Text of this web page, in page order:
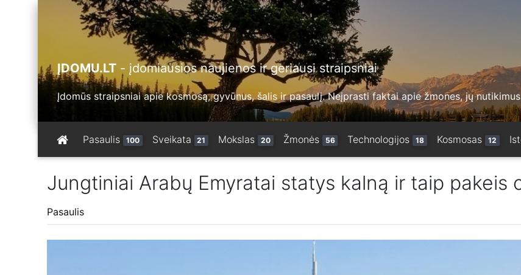
ĮDOMU.LT - įdomiausios naujienos ir geriausi straipsniai
Įdomūs straipsniai apie kosmosą, gyvūnus, šalis ir pasaulį. Neįprasti faktai apie žmones, jų
Pasaulis 100 Sveikata 21 Mokslas 20 Žmonės 56 Technologijos 18 Kosmosas 12
Jungtiniai Arabų Emyratai statys kalną ir taip pakeis
Pasaulis